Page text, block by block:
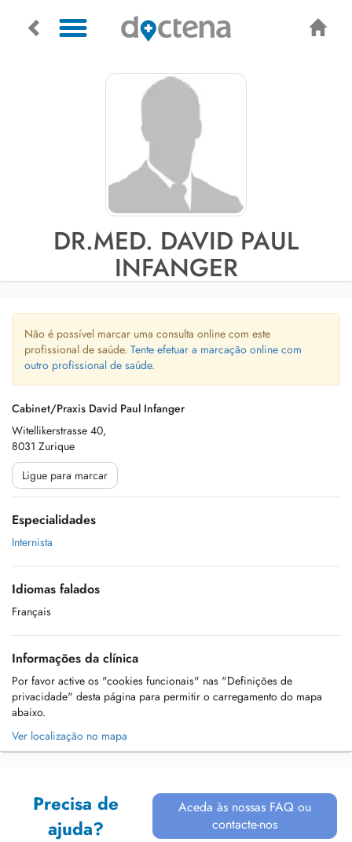
DR.MED. DAVID PAUL
INFANGER
Não é possível marcar uma consulta online com este
profissional de saúde. Tente efetuar a marcação online com
outro profissional de saúde.
Cabinet/Praxis David Paul Infanger
Witellikerstrasse 40,
8031 Zurique
Ligue para marcar
Especialidades
Internista
Idiomas falados
Français
Informações da clínica
Por favor active os "cookies funcionais" nas "Definições de
privacidade" desta página para permitir o carregamento do mapa
abaixo.
Ver localização no mapa
Precisa de
ajuda?
Aceda às nossas FAQ ou
contacte-nos